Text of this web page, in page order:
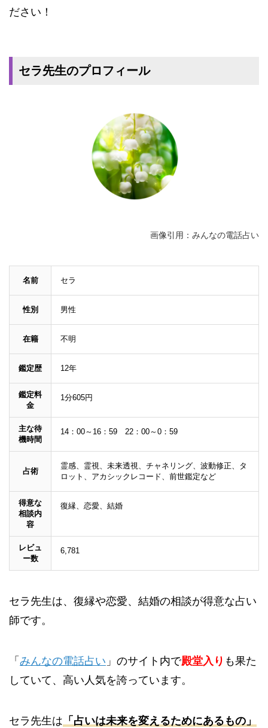
ださい！
セラ先生のプロフィール
画像引用：みんなの電話占い
名前 セラ
性別 男性
在籍 不明
鑑定歴 12年
鑑定料
金
1分605円
主な待
機時間
14：00～16：59 22：00～0：59
占術
霊感、霊視、未来透視、チャネリング、波動修正、タ
ロット、アカシックレコード、前世鑑定など
得意な
相談内
容
復縁、恋愛、結婚
レビュ
ー数
6,781
セラ先生は、復縁や恋愛、結婚の相談が得意な占い
師です。
「 みんなの電話占い 」のサイト内で殿堂入り も果た
していて、高い人気を誇っています。
セラ先生は 「占いは未来を変えるためにあるもの」